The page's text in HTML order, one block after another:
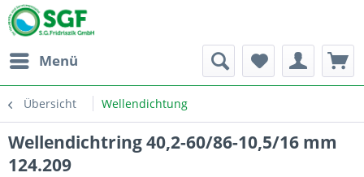
Menü
Übersicht Wellendichtung
Wellendichtring 40,2-60/86-10,5/16 mm
124.209